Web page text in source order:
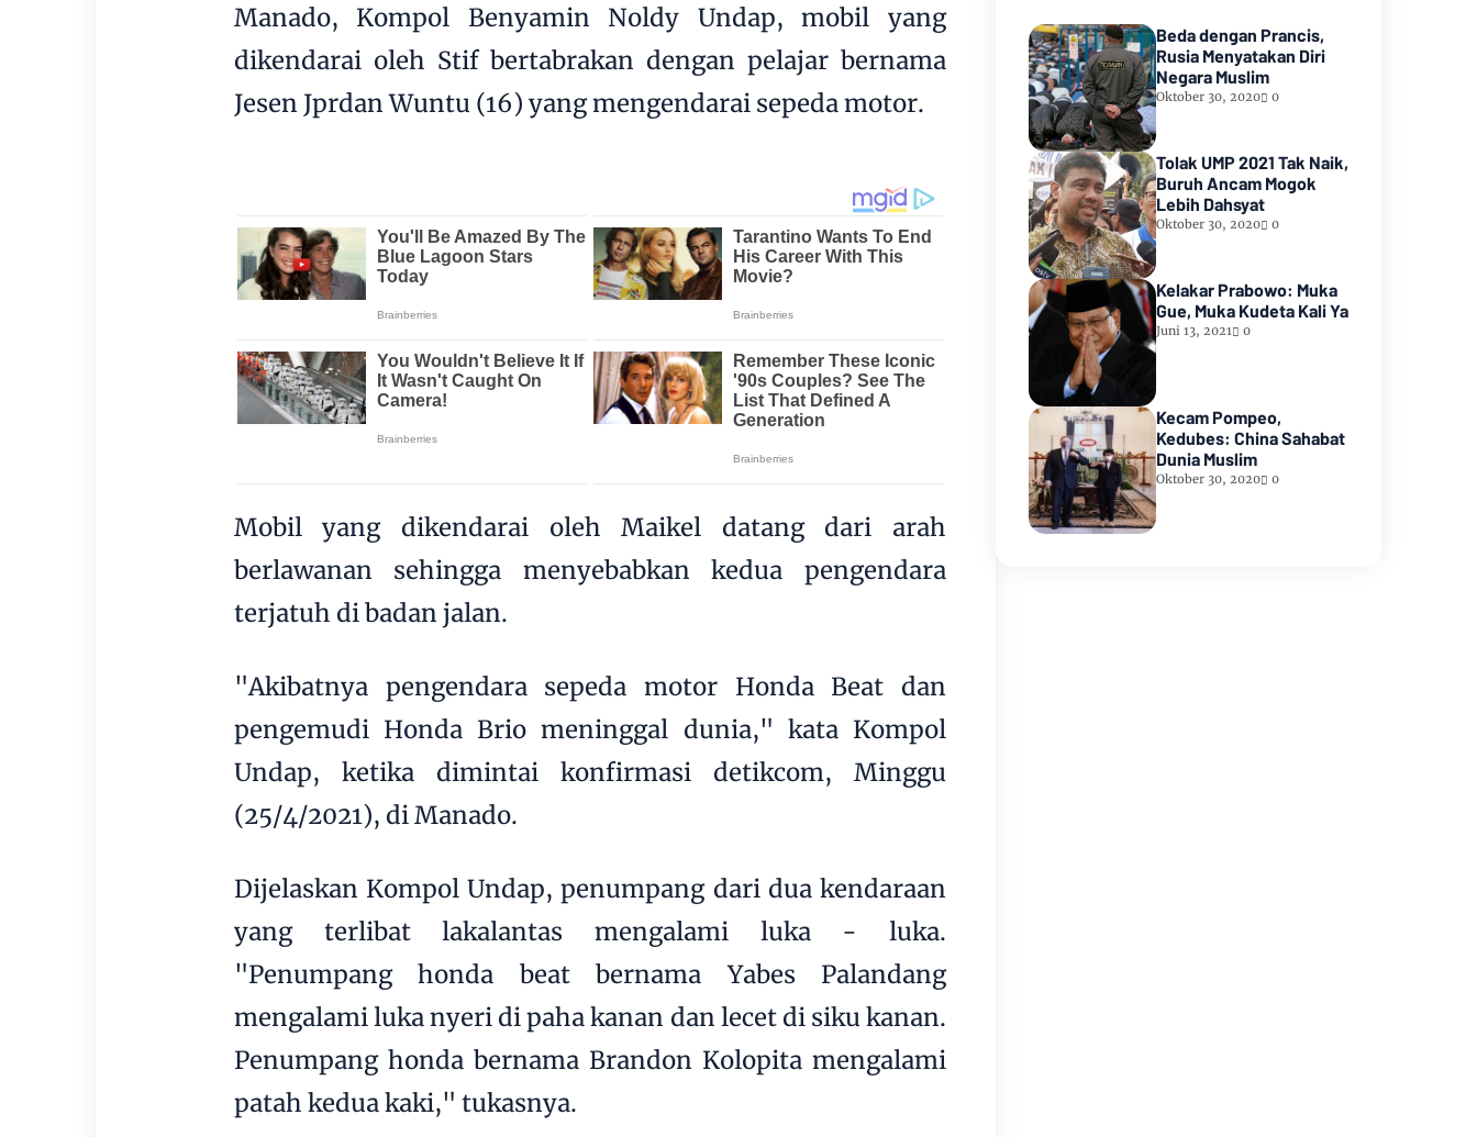
Manado, Kompol Benyamin Noldy Undap, mobil yang
dikendarai oleh Stif bertabrakan dengan pelajar bernama
Jesen Jprdan Wuntu (16) yang mengendarai sepeda motor.
Mobil yang dikendarai oleh Maikel datang dari arah
berlawanan sehingga menyebabkan kedua pengendara
terjatuh di badan jalan.
"Akibatnya pengendara sepeda motor Honda Beat dan
pengemudi Honda Brio meninggal dunia," kata Kompol
Undap, ketika dimintai konfirmasi detikcom, Minggu
(25/4/2021), di Manado.
Dijelaskan Kompol Undap, penumpang dari dua kendaraan
yang terlibat lakalantas mengalami luka - luka.
"Penumpang honda beat bernama Yabes Palandang
mengalami luka nyeri di paha kanan dan lecet di siku kanan.
Penumpang honda bernama Brandon Kolopita mengalami
patah kedua kaki," tukasnya.
Beda dengan Prancis,
Rusia Menyatakan Diri
Negara Muslim
Oktober 30, 2020 0
Tolak UMP 2021 Tak Naik,
Buruh Ancam Mogok
Lebih Dahsyat
Oktober 30, 2020 0
Kelakar Prabowo: Muka
Gue, Muka Kudeta Kali Ya
Juni 13, 2021 0
Kecam Pompeo,
Kedubes: China Sahabat
Dunia Muslim
Oktober 30, 2020 0